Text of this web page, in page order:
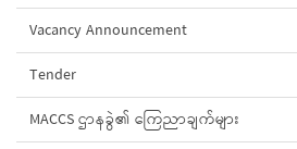
Vacancy Announcement
Tender
MACCS ဌာနခွဲ၏ ကြေညာချက်များ